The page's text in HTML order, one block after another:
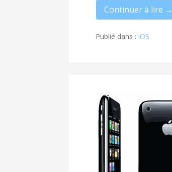
Continuer à lire →
Publié dans : iOS